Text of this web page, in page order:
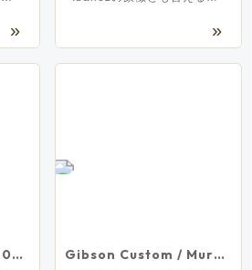
Paul Reed Smith / 2025 SE CE24 Maple Fretboard -SB- Slate Blue (Natural Back)【3.30kg】[S/N CTIH066937] Gibson Custom / Murphy Lab Collection 1968 Les Paul Custom Ultra Light Aged Ebony ギブソン カスタム